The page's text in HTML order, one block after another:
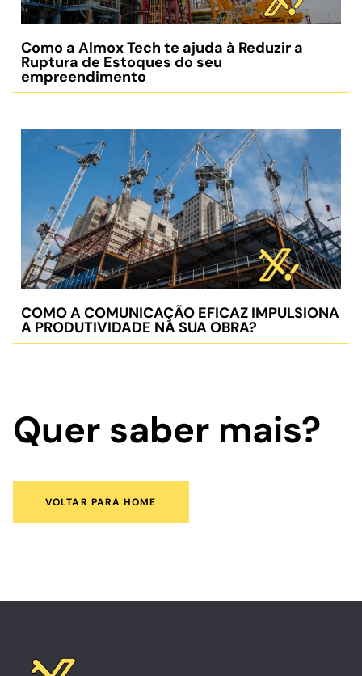
Como a Almox Tech te ajuda à Reduzir a
Ruptura de Estoques do seu
empreendimento
COMO A COMUNICAÇÃO EFICAZ IMPULSIONA
A PRODUTIVIDADE NA SUA OBRA?
Quer saber mais?
VOLTAR PARA HOME